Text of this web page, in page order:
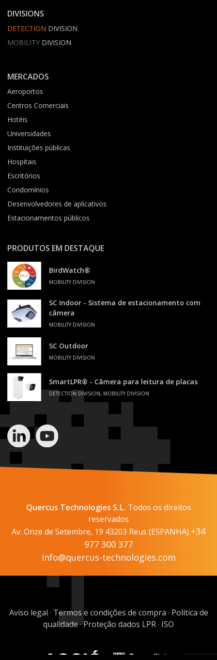
DIVISIONS
DETECTION DIVISION
MOBILITY DIVISION
MERCADOS
Aeroportos
Centros Comerciais
Hotéis
Universidades
Instituições públicas
Hospitais
Escritórios
Condomínios
Desenvolvedores de aplicativos
Estacionamentos públicos
PRODUTOS EM DESTAQUE
BirdWatch®
MOBILITY DIVISION
SC Indoor - Sistema de estacionamento com
câmera
MOBILITY DIVISION
SC Outdoor
MOBILITY DIVISION
SmartLPR® - Câmera para leitura de placas
DETECTION DIVISION, MOBILITY DIVISION
Quercus Technologies S.L. Todos os direitos
reservados
Av. Onze de Setembre, 19 43203 Reus (ESPANHA) +34
977 300 377
info@quercus-technologies.com
Aviso legal · Termos e condições de compra · Política de
qualidade·Proteção dados LPR · ISO